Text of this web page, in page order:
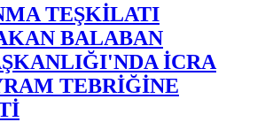
TEŞKİLATI
BALABAN
İCRA
TEBRİĞİNE